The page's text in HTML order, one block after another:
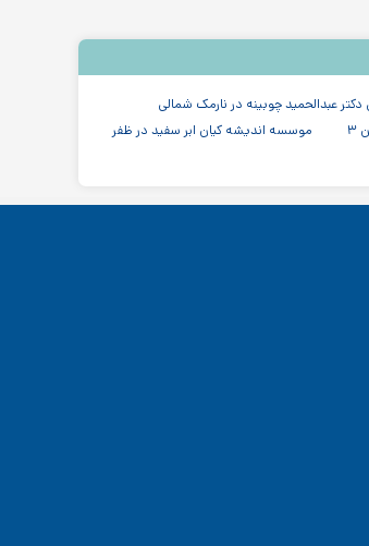
عبدالحمید چوبینه در نارمک شمالی
موسسه اندیشه کیان ابر سفید در ظفر